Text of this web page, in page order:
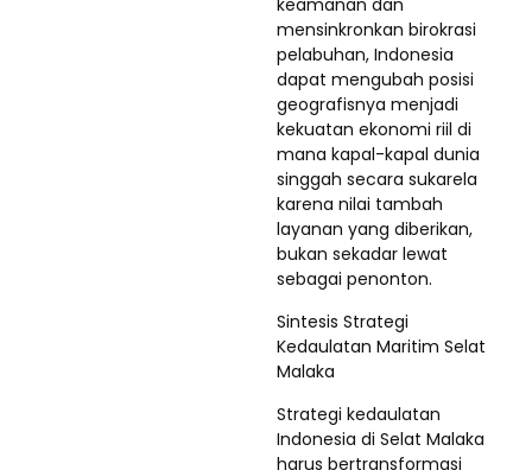
mensinkronkan birokrasi
pelabuhan, Indonesia
dapat mengubah posisi
geografisnya menjadi
kekuatan ekonomi riil di
mana kapal-kapal dunia
singgah secara sukarela
karena nilai tambah
layanan yang diberikan,
bukan sekadar lewat
sebagai penonton.
Sintesis Strategi
Kedaulatan Maritim Selat
Malaka
Strategi kedaulatan
Indonesia di Selat Malaka
harus bertransformasi